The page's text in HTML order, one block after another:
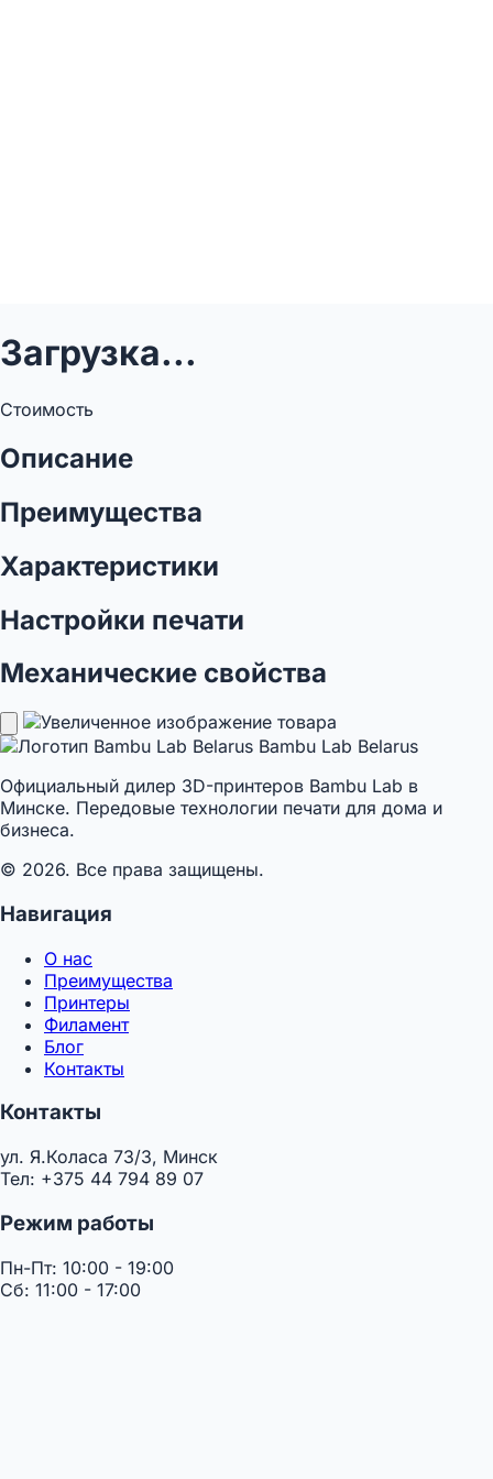
Загрузка...
Стоимость
Описание
Преимущества
Характеристики
Настройки печати
Механические свойства
Bambu Lab Belarus
Официальный дилер 3D-принтеров Bambu Lab в
Минске. Передовые технологии печати для дома и
бизнеса.
© 2026. Все права защищены.
Навигация
О нас
Преимущества
Принтеры
Филамент
Блог
Контакты
Контакты
ул. Я.Коласа 73/3, Минск
Тел: +375 44 794 89 07
Режим работы
Пн-Пт: 10:00 - 19:00
Сб: 11:00 - 17:00